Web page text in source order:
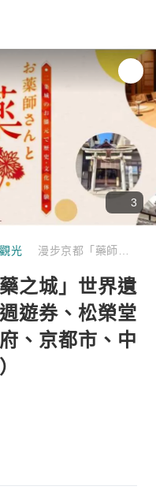
3
光
之城」世界遺
遊券、松榮堂
、京都市、中